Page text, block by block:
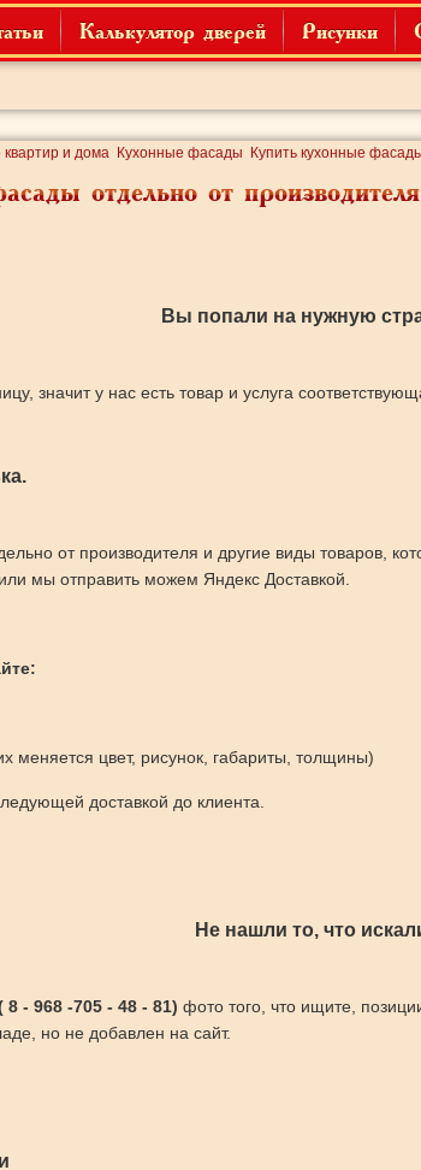
Калькулятор дверей Рисунки
квартир и дома Кухонные фасады Купить кухонные
отдельно от производителя
Вы попали на нужную
значит у нас есть товар и услуга
от производителя и другие виды товаров,
мы отправить можем Яндекс Доставкой.
меняется цвет, рисунок, габариты, толщины)
доставкой до клиента.
Не нашли то, что
- 968 -705 - 48 - 81) фото того, что ищите,
но не добавлен на сайт.